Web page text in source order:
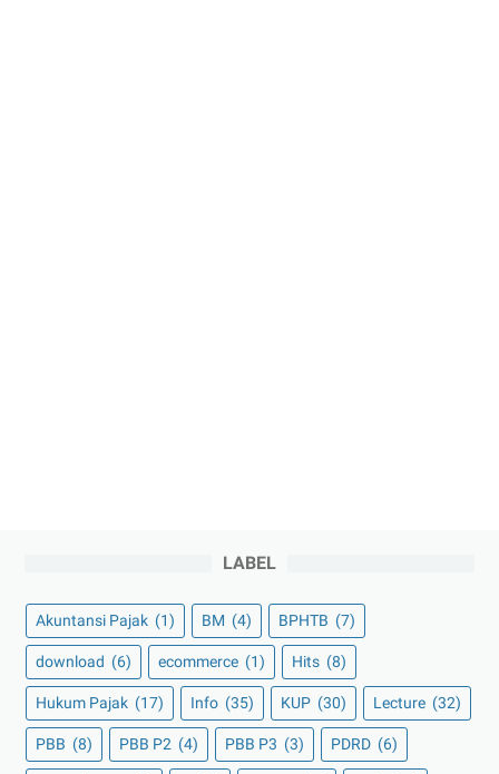
LABEL
Akuntansi Pajak (1) BM (4) BPHTB (7)
download (6) ecommerce (1) Hits (8)
Hukum Pajak (17) Info (35) KUP (30) Lecture (32)
PBB (8) PBB P2 (4) PBB P3 (3) PDRD (6)